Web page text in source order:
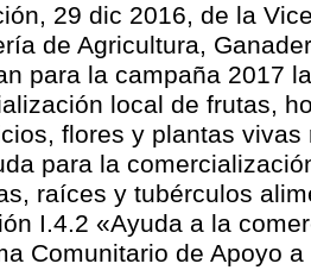
29 dic 2016, de la
de Agricultura,
para la campaña 2017
local de frutas,
flores y plantas
para la
raíces y tubérculos
I.4.2 «Ayuda a la
Comunitario de Apoyo